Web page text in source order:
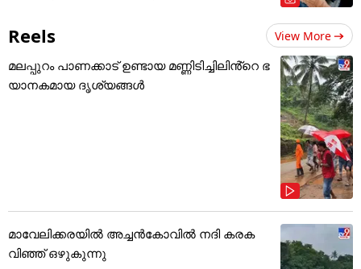
Reels View More
മലപ്പുറം പാണക്കാട് ഉണ്ടായ മണ്ണിടിച്ചിലിൻ്റെ ഭ
യാനകമായ ദൃശ്യങ്ങൾ
മാവേലിക്കരയിൽ അച്ചൻകോവിൽ നദി കരക
വിഞ്ഞ് ഒഴുകുന്നു